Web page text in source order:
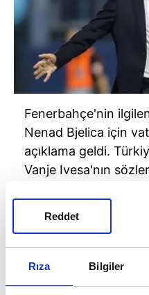
Rıza Bilgiler
Reddet
Fenerbahçe'nin
Nenad Bjelica için
açıklama geldi.
Vanje Ivesa'nın